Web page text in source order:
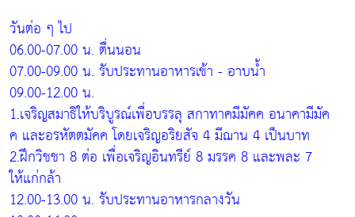
วันต่อ ๆ ไป
06.00-07.00 น. ตื่นนอน
07.00-09.00 น. รับประทานอาหารเช้า - อาบน้ำ
09.00-12.00 น.
1.เจริญสมาธิให้บริบูรณ์เพื่อบรรลุ สกาทาคมีมัคค อนาคามีมัค
ค และอรหัตตมัคค โดยเจริญอริยสัจ 4 มีฌาน 4 เป็นบาท
2.ฝึกวิชชา 8 ต่อ เพื่อเจริญอินทรีย์ 8 มรรค 8 และพละ 7
ให้แก่กล้า
12.00-13.00 น. รับประทานอาหารกลางวัน